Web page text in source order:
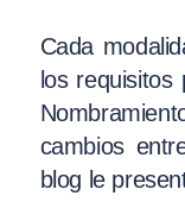
Cada
los
cambios
blog le